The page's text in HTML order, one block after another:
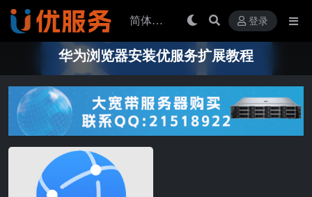
登录
华为浏览器安装优服务扩展教程